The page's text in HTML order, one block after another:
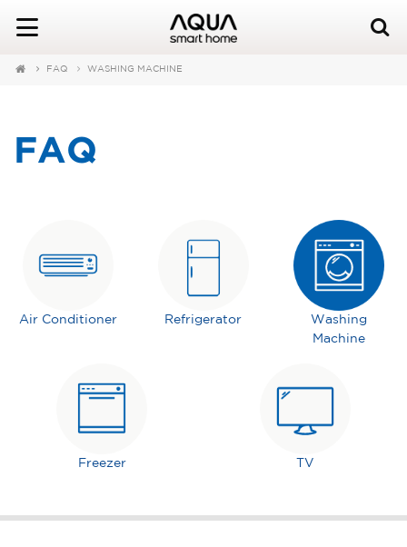
FAQ WASHING MACHINE
FAQ
Air Conditioner Refrigerator
Washing
Machine
Freezer TV